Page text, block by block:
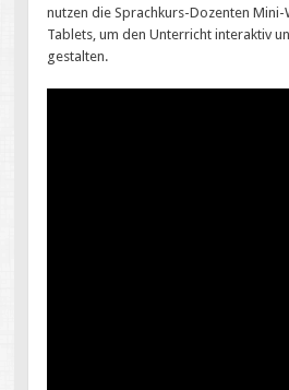
nutzen die Sprachkurs-Dozenten
Tablets, um den Unterricht interaktiv
gestalten.